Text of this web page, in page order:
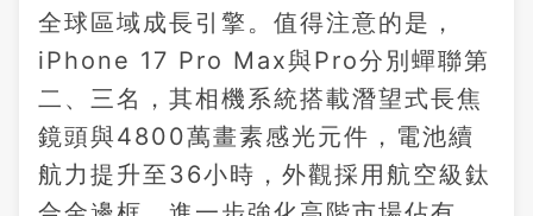
全球區域成長引擎。值得注意的是，
iPhone 17 Pro Max與Pro分別蟬聯第
二、三名，其相機系統搭載潛望式長焦
鏡頭與4800萬畫素感光元件，電池續
航力提升至36小時，外觀採用航空級鈦